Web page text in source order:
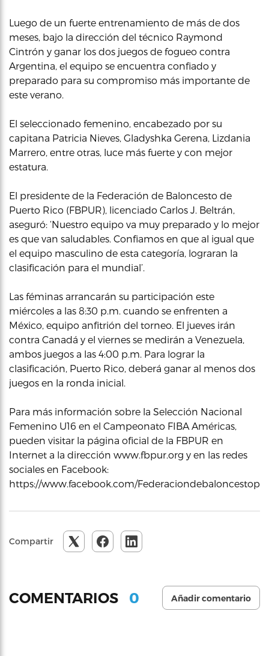
Luego de un fuerte entrenamiento de más de dos
meses, bajo la dirección del técnico Raymond
Cintrón y ganar los dos juegos de fogueo contra
Argentina, el equipo se encuentra confiado y
preparado para su compromiso más importante de
este verano.
El seleccionado femenino, encabezado por su
capitana Patricia Nieves, Gladyshka Gerena, Lizdania
Marrero, entre otras, luce más fuerte y con mejor
estatura.
El presidente de la Federación de Baloncesto de
Puerto Rico (FBPUR), licenciado Carlos J. Beltrán,
aseguró: ‘Nuestro equipo va muy preparado y lo mejor
es que van saludables. Confiamos en que al igual que
el equipo masculino de esta categoría, lograran la
clasificación para el mundial’.
Las féminas arrancarán su participación este
miércoles a las 8:30 p.m. cuando se enfrenten a
México, equipo anfitrión del torneo. El jueves irán
contra Canadá y el viernes se medirán a Venezuela,
ambos juegos a las 4:00 p.m. Para lograr la
clasificación, Puerto Rico, deberá ganar al menos dos
juegos en la ronda inicial.
Para más información sobre la Selección Nacional
Femenino U16 en el Campeonato FIBA Américas,
pueden visitar la página oficial de la FBPUR en
Internet a la dirección www.fbpur.org y en las redes
sociales en Facebook:
https://www.facebook.com/
Compartir
COMENTARIOS 0 Añadir comentario